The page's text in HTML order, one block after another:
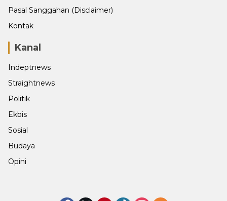
Pasal Sanggahan (Disclaimer)
Kontak
Kanal
Indeptnews
Straightnews
Politik
Ekbis
Sosial
Budaya
Opini